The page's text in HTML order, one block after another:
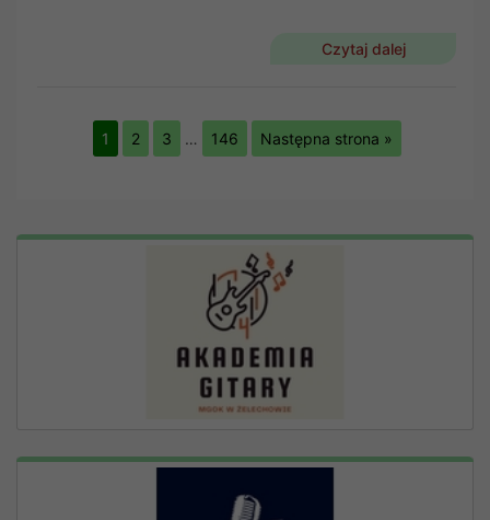
Czytaj dalej
1 2 3 … 146 Następna strona »